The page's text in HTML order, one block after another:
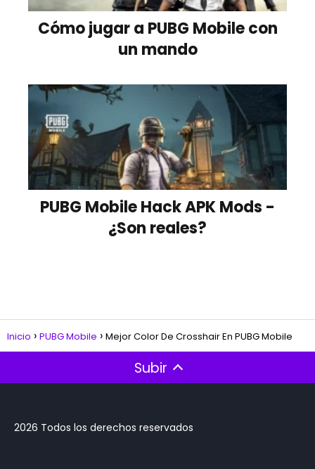
Cómo jugar a PUBG Mobile con
un mando
PUBG Mobile Hack APK Mods -
¿Son reales?
Inicio PUBG Mobile Mejor Color De Crosshair En PUBG Mobile
Subir
2026 Todos los derechos reservados